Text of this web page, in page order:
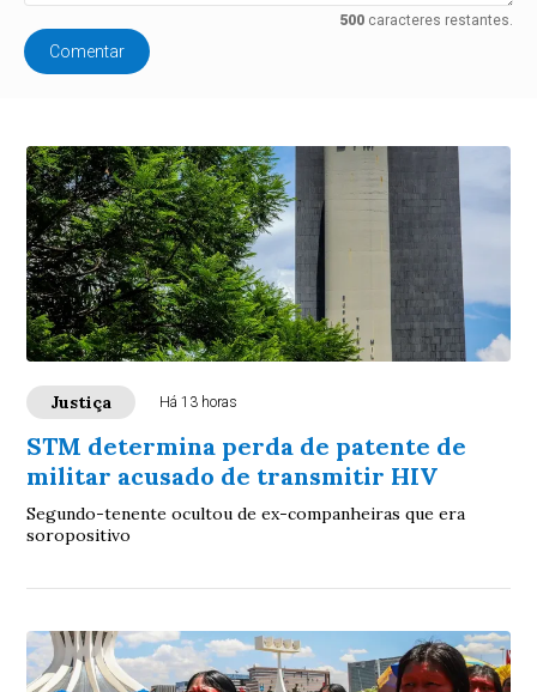
500caracteres restantes.
Comentar
Justiça Há 13 horas
STM determina perda de patente de
militar acusado de transmitir HIV
Segundo-tenente ocultou de ex-companheiras que era
soropositivo